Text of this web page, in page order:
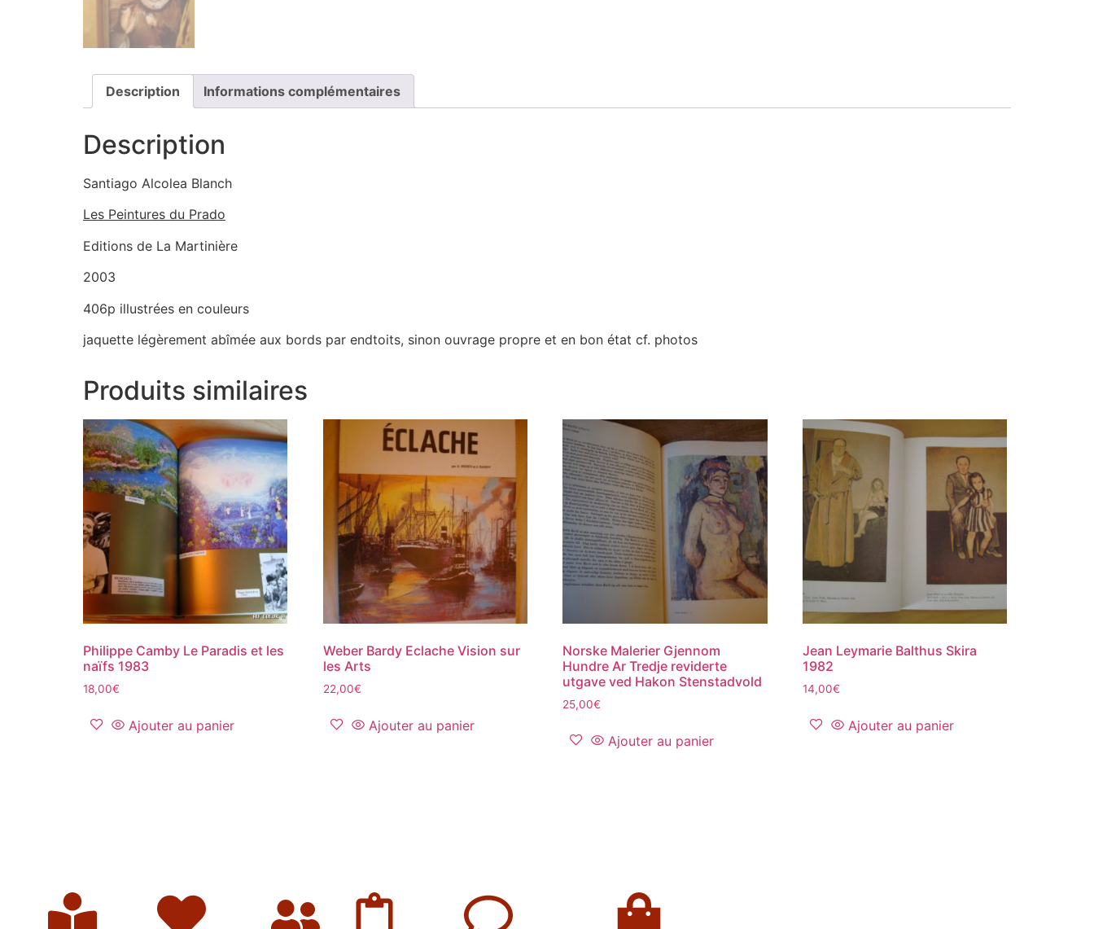
Description Informations complémentaires
Description
Santiago Alcolea Blanch
Les Peintures du Prado
Editions de La Martinière
2003
406p illustrées en couleurs
jaquette légèrement abîmée aux bords par endtoits, sinon ouvrage propre et en bon état cf. photos
Produits similaires
Philippe Camby Le Paradis et les
naïfs 1983
18,00€
Ajouter au panier
Weber Bardy Eclache Vision sur
les Arts
22,00€
Ajouter au panier
Norske Malerier Gjennom
Hundre Ar Tredje reviderte
utgave ved Hakon Stenstadvold
25,00€
Ajouter au panier
Jean Leymarie Balthus Skira
1982
14,00€
Ajouter au panier